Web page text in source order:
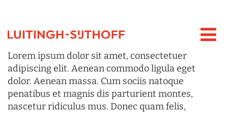
Lorem ipsum dolor sit amet, consectetuer
adipiscing elit. Aenean commodo ligula eget
dolor. Aenean massa. Cum sociis natoque
penatibus et magnis dis parturient montes,
nascetur ridiculus mus. Donec quam felis,